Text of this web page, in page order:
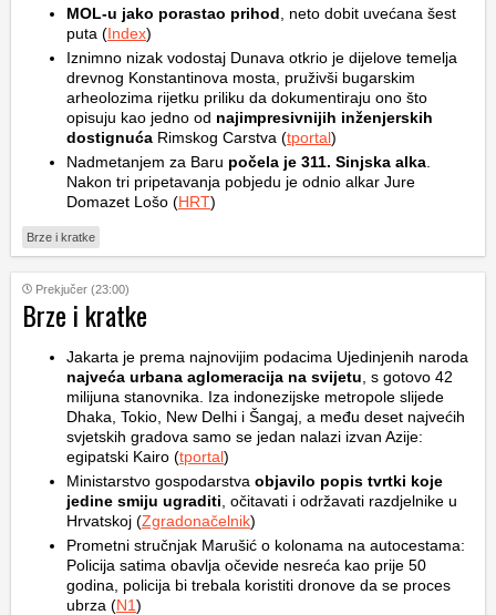
MOL-u jako porastao prihod , neto dobit uvećana šest
puta (Index)
Iznimno nizak vodostaj Dunava otkrio je dijelove temelja
drevnog Konstantinova mosta, pruživši bugarskim
arheolozima rijetku priliku da dokumentiraju ono što
opisuju kao jedno od najimpresivnijih inženjerskih
dostignuća Rimskog Carstva (tportal)
Nadmetanjem za Baru počela je 311. Sinjska alka
Nakon tri pripetavanja pobjedu je odnio alkar Jure
Domazet Lošo (HRT)
Brze i kratke
Prekjučer (23:00)
Brze i kratke
Jakarta je prema najnovijim podacima Ujedinjenih naroda
najveća urbana aglomeracija na svijetu , s gotovo 42
milijuna stanovnika. Iza indonezijske metropole slijede
Dhaka, Tokio, New Delhi i Šangaj, a među deset najvećih
svjetskih gradova samo se jedan nalazi izvan Azije:
egipatski Kairo (tportal)
Ministarstvo gospodarstva objavilo popis tvrtki koje
jedine smiju ugraditi , očitavati i održavati razdjelnike u
Hrvatskoj (Zgradonačelnik)
Prometni stručnjak Marušić o kolonama na autocestama:
Policija satima obavlja očevide nesreća kao prije 50
godina, policija bi trebala koristiti dronove da se proces
ubrza (N1)